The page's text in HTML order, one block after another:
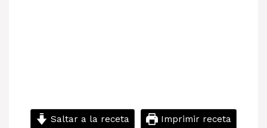
Saltar a la receta Imprimir receta